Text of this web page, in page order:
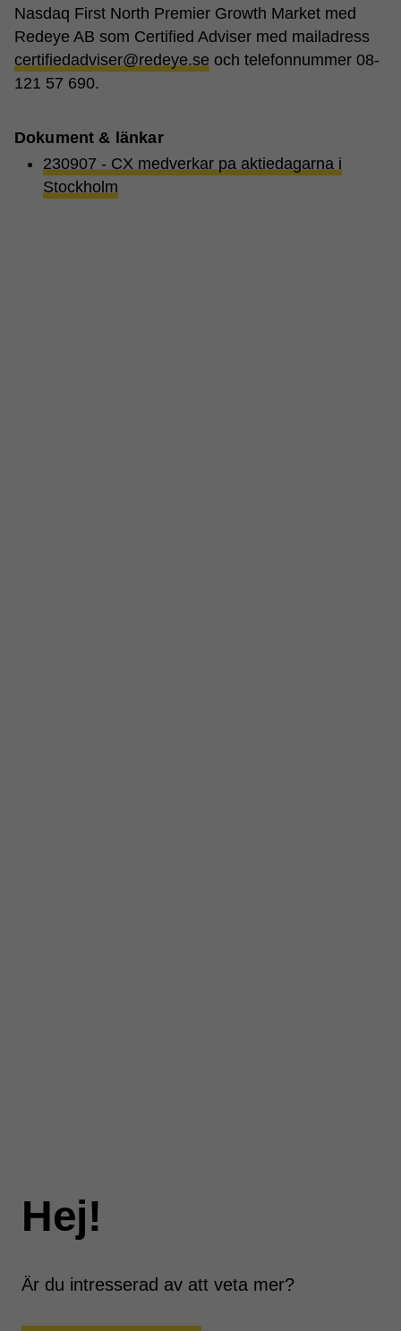
Nasdaq First North Premier Growth Market med
Redeye AB som Certified Adviser med mailadress
certifiedadviser@redeye.se och telefonnummer 08-
121 57 690.
Dokument & länkar
230907 - CX medverkar pa aktiedagarna i
Stockholm
Hej!
Är du intresserad av att veta mer?